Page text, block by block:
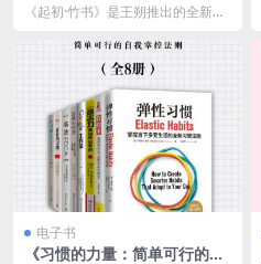
《起初·竹书》是王朔推出的全新长
与独特的叙事风格，...
电子书
《习惯的力量：简单可行的自